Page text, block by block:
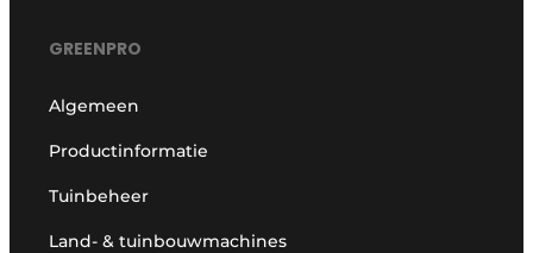
GREENPRO
Algemeen
Productinformatie
Tuinbeheer
Land- & tuinbouwmachines